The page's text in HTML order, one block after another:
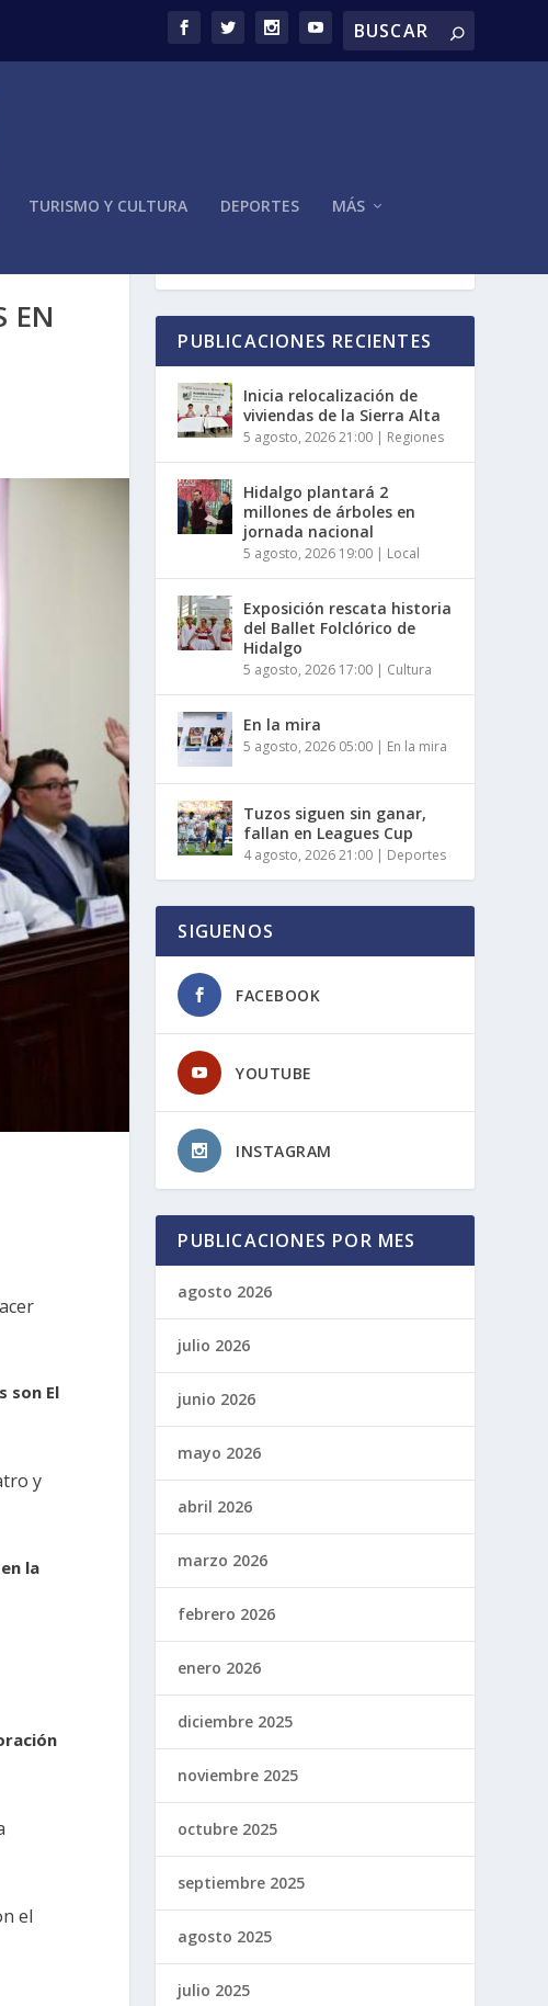
TURISMO Y CULTURA DEPORTES MÁS
EN
son El
y
la
el
PUBLICACIONES RECIENTES
Inicia relocalización de
viviendas de la Sierra Alta
5 agosto, 2026 21:00 | Regiones
Hidalgo plantará 2
millones de árboles en
jornada nacional
5 agosto, 2026 19:00 | Local
Exposición rescata historia
del Ballet Folclórico de
Hidalgo
5 agosto, 2026 17:00 | Cultura
En la mira
5 agosto, 2026 05:00 | En la mira
Tuzos siguen sin ganar,
fallan en Leagues Cup
4 agosto, 2026 21:00 | Deportes
SIGUENOS
FACEBOOK
YOUTUBE
INSTAGRAM
PUBLICACIONES POR MES
agosto 2026
julio 2026
junio 2026
mayo 2026
abril 2026
marzo 2026
febrero 2026
enero 2026
diciembre 2025
noviembre 2025
octubre 2025
septiembre 2025
agosto 2025
julio 2025